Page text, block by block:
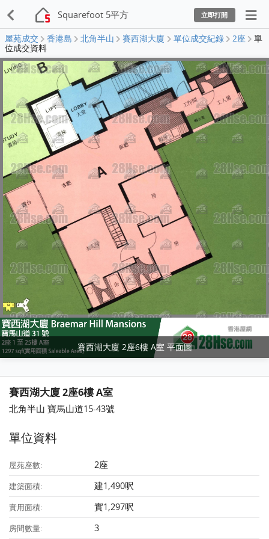
Squarefoot 5平方 立即打開
屋苑成交 香港島 北角半山 賽西湖大廈 單位成交紀錄 2座
單
位成交資料
賽西湖大廈 2座6樓 A室 平面圖
賽西湖大廈 2座6樓 A室
北角半山 寶馬山道15-43號
單位資料
屋苑座數: 2座
建築面積: 建1,490呎
實用面積: 實1,297呎
房間數量: 3